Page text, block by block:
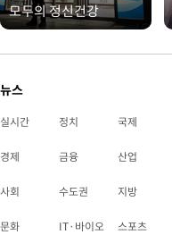
모두의 정신건강
뉴스
실시간 정치 국제
경제 금융 산업
사회 수도권 지방
문화 IT·바이오 스포츠